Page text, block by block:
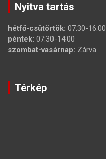
Nyitva tartás
hétfő-csütörtök: 07:30-16:00
péntek: 07:30-14:00
szombat-vasárnap: Zárva
Térkép